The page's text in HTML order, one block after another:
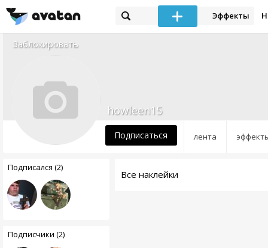
Эффекты
Заблокировать
лента
howleen15
Подписаться
Подписался (2)
Подписчики (2)
Все наклейки